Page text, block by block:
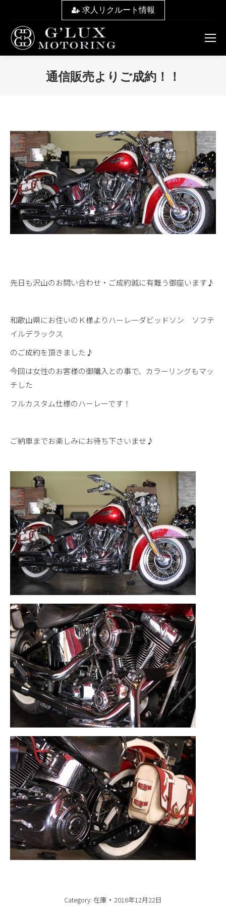
求人リクルート情報
通信販売よりご成約！！
先日も沢山のお問い合わせ・ご成約誠に有難う御座います♪
和歌山県にお住いのＫ様よりハーレーダビッドソン ソフテ
イルデラックス
のご成約を頂きました♪
今回は女性のお客様の御購入との事で、カラーリングもマッ
チした
フルカスタム仕様のハーレーです！
ご納車までお楽しみにお待ち下さいませ♪
Category: 在庫 2016年12月22日